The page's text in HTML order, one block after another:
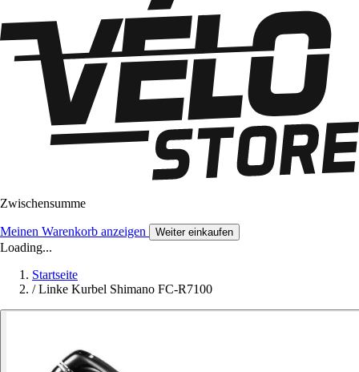
Zwischensumme
Meinen Warenkorb anzeigen Weiter einkaufen
Loading...
Startseite
/ Linke Kurbel Shimano FC-R7100